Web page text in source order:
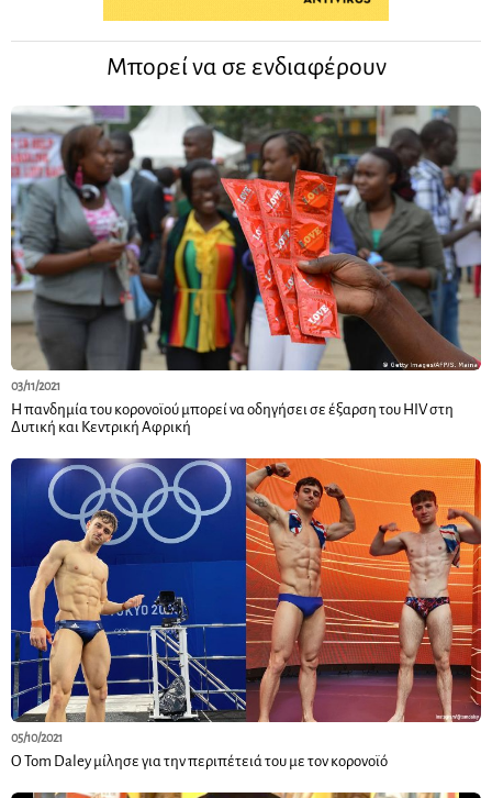
Μπορεί να σε ενδιαφέρουν
03/11/2021
Η πανδημία του κορoνοϊού μπορεί να οδηγήσει σε έξαρση του HIV στη
Δυτική και Κεντρική Αφρική
05/10/2021
Ο Tom Daley μίλησε για την περιπέτειά του με τον κορονοϊό